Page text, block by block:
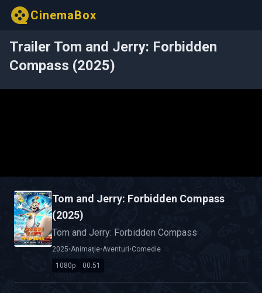
CinemaBox
Trailer Tom and Jerry: Forbidden
Compass (2025)
Tom and Jerry: Forbidden Compass
(2025)
Tom and Jerry: Forbidden Compass
2025•Animație•Aventuri•Comedie
1080p
Calitate Video: HD 1080p
00:51
Durată: 00:51